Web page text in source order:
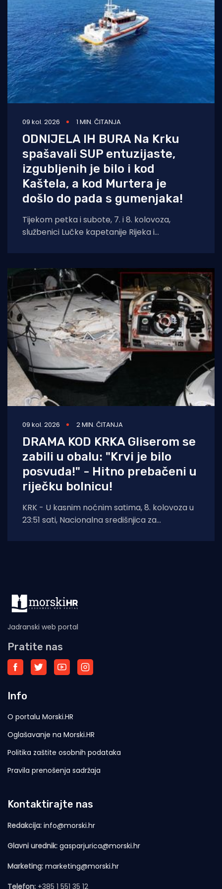
09 kol. 2026 1 MIN. ČITANJA
ODNIJELA IH BURA Na Krku
spašavali SUP entuzijaste,
izgubljenih je bilo i kod
Kaštela, a kod Murtera je
došlo do pada s gumenjaka!
Tijekom petka i subote, 7. i 8. kolovoza,
službenici Lučke kapetanije Rijeka i
09 kol. 2026 2 MIN. ČITANJA
DRAMA KOD KRKA Gliserom se
zabili u obalu: "Krvi je bilo
posvuda!" - Hitno prebačeni u
riječku bolnicu!
KRK - U kasnim noćnim satima, 8. kolovoza u
23:51 sati, Nacionalna središnjica za
Jadranski web portal
Pratite nas
Info
O portalu Morski.HR
Oglašavanje na Morski.HR
Politika zaštite osobnih podataka
Pravila prenošenja sadržaja
Kontaktirajte nas
Redakcija: info@morski.hr
Glavni urednik: gasparjurica@morski.hr
Marketing: marketing@morski.hr
Telefon: +385 1 551 35 12